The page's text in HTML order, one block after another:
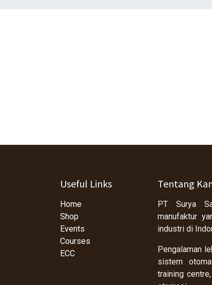
Useful Links
Home
Shop
Events
Courses
ECC
Tentang
PT Surya
manufaktur
industri di
Pengalaman
sistem
training